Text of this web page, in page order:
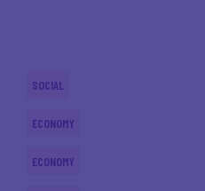
SOCIAL
ECONOMY
ECONOMY